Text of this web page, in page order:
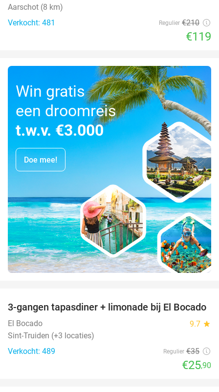
Aarschot (8 km)
Verkocht: 481
Regulier €210
€119
Win gratis
een droomreis
t.w.v. €3.000
Doe mee!
26%
3-gangen tapasdiner + limonade bij El Bocado
El Bocado 9.7 star
Sint-Truiden (+3 locaties)
Verkocht: 489
Regulier €35
€25,90